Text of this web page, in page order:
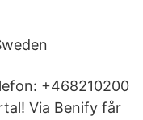
+468210200
Via Benify får